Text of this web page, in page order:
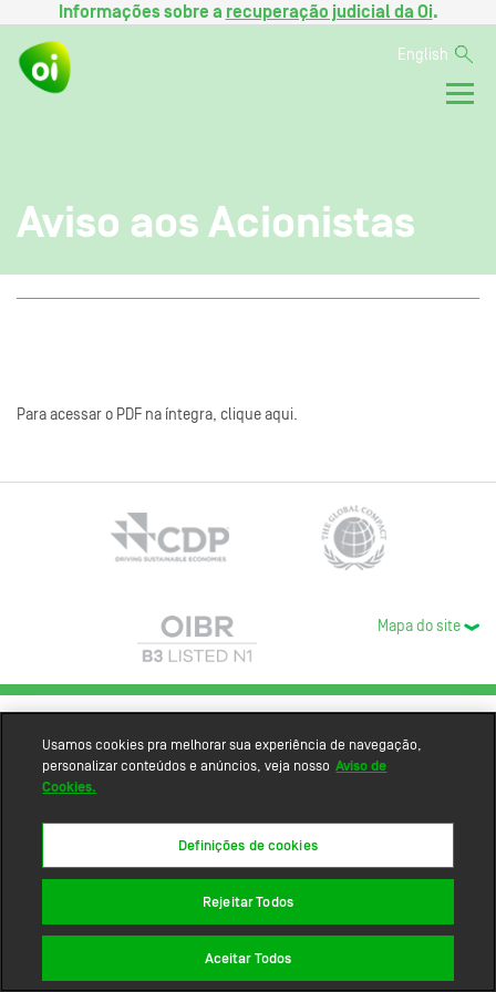
Informações sobre a recuperação judicial da Oi.
English
Aviso aos Acionistas
Para acessar o PDF na íntegra, clique aqui.
Mapa do site
Usamos cookies pra melhorar sua experiência de navegação,
personalizar conteúdos e anúncios, veja nosso Aviso de
Cookies.
Definições de cookies
Rejeitar Todos
Aceitar Todos